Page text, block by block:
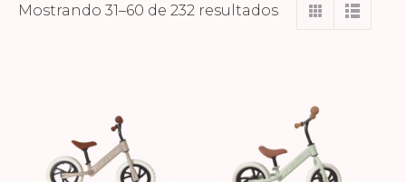
Mostrando 31–60 de 232 resultadosOrdenado